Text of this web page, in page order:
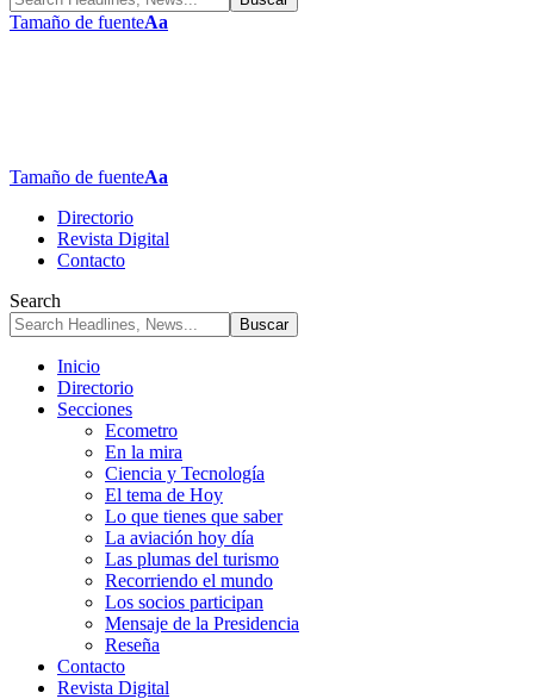
Tamaño de fuenteAa
Tamaño de fuenteAa
Directorio
Revista Digital
Contacto
Search
Inicio
Directorio
Secciones
Ecometro
En la mira
Ciencia y Tecnología
El tema de Hoy
Lo que tienes que saber
La aviación hoy día
Las plumas del turismo
Recorriendo el mundo
Los socios participan
Mensaje de la Presidencia
Reseña
Contacto
Revista Digital